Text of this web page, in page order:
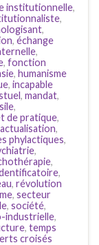
institutionnelle,
,
,
, échange
,
, fonction
, humanisme
, incapable
, mandat,
,
de pratique,
,
phylactiques,
,
,
,
, révolution
, secteur
, société,
industrielle,
, temps
croisés